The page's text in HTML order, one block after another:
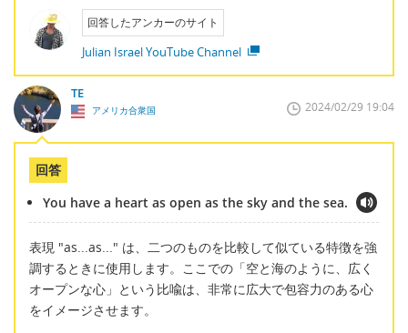
回答したアンカーのサイト
Julian Israel YouTube Channel
TE
アメリカ合衆国 2024/02/29 19:04
回答
You have a heart as open as the sky and the sea.
表現 "as...as..." は、二つのものを比較して似ている特徴を強
調するときに使用します。ここでの「空と海のように、広く
オープンな心」という比喩は、非常に広大で包容力のある心
をイメージさせます。